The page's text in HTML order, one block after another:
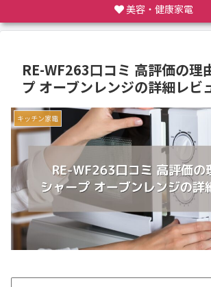
美容・健康家電
RE-WF263口コミ 高評価の理
プ オーブンレンジの詳細レビ
キッチン家電